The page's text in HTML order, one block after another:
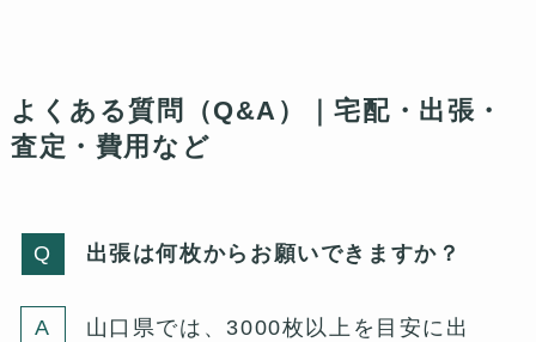
よくある質問（Q&A）｜宅配・出張・
査定・費用など
出張は何枚からお願いできますか？
山口県では、3000枚以上を目安に出